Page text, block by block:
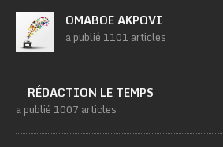
OMABOE AKPOVI
a publié 1101 articles
RÉDACTION LE TEMPS
a publié 1007 articles